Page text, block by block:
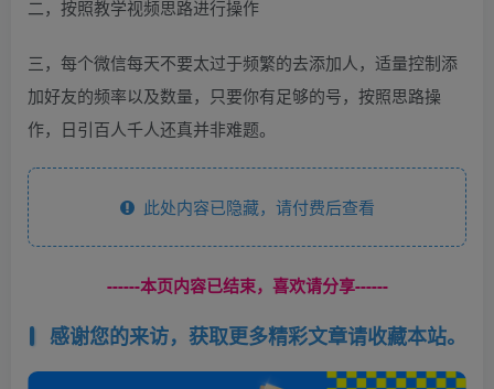
二，按照教学视频思路进行操作
三，每个微信每天不要太过于频繁的去添加人，适量控制添
加好友的频率以及数量，只要你有足够的号，按照思路操
作，日引百人千人还真并非难题。
此处内容已隐藏，请付费后查看
------本页内容已结束，喜欢请分享------
感谢您的来访，获取更多精彩文章请收藏本站。